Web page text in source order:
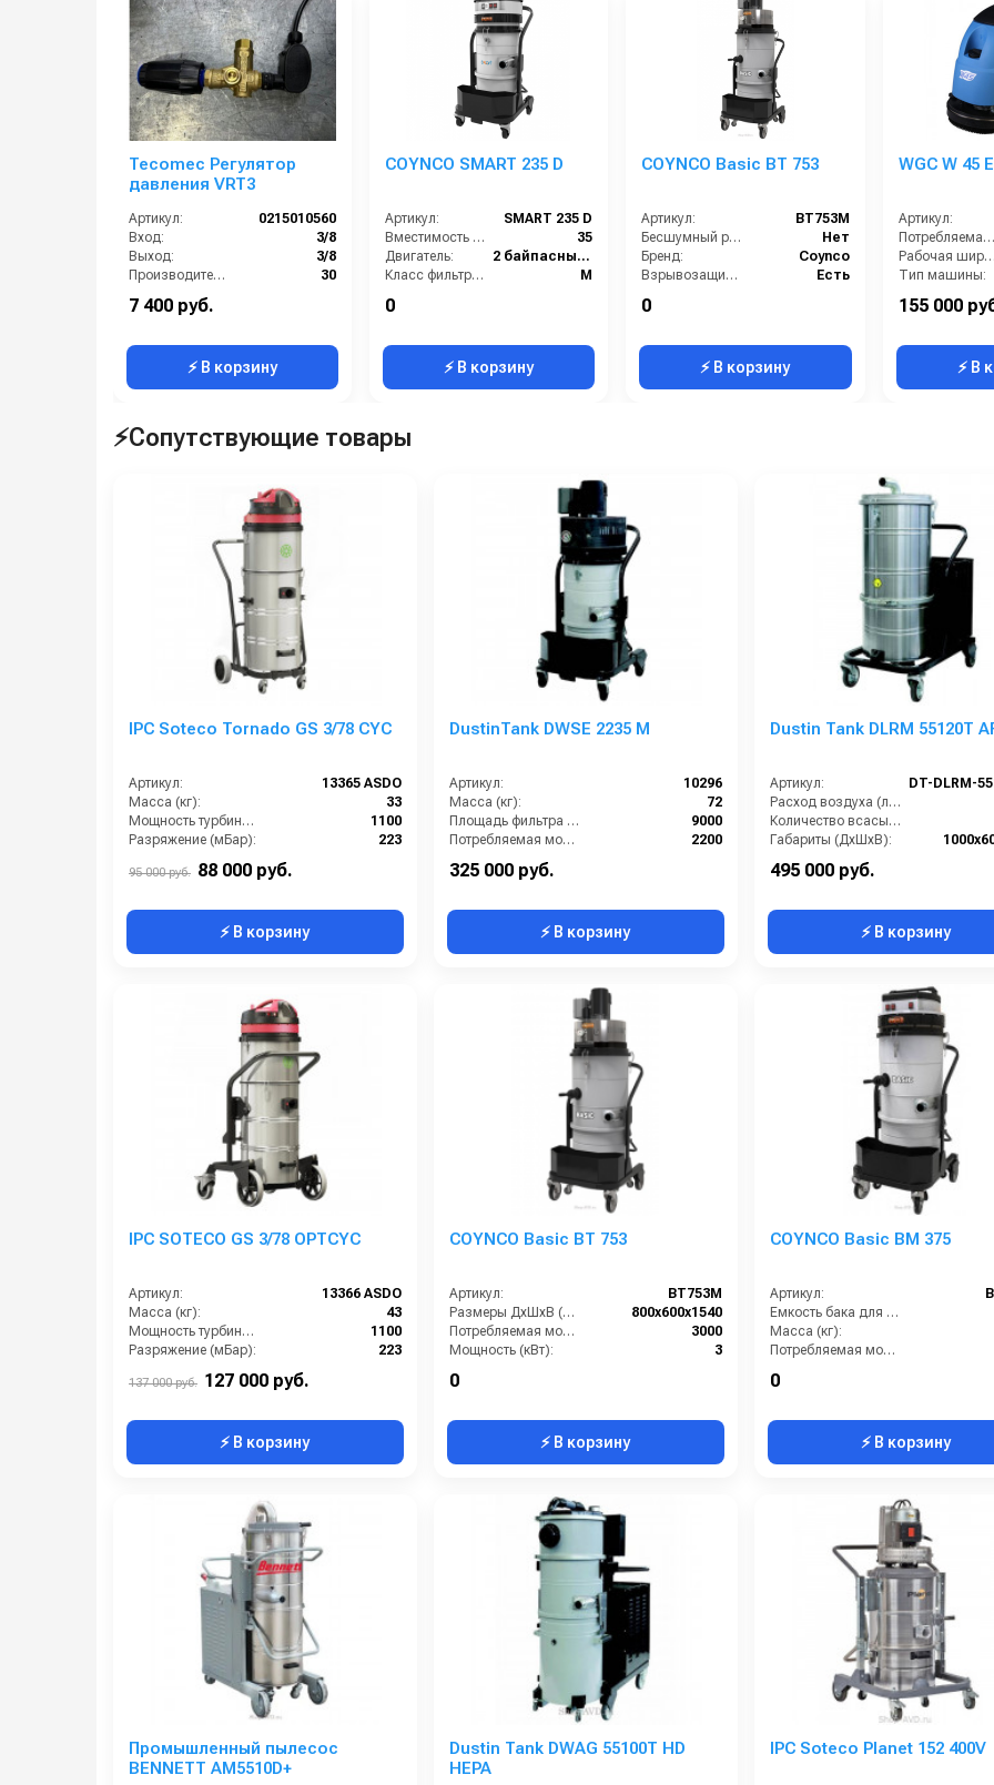
Tecomec Регулятор
давления VRT3
Артикул:
0215010560
Вход:
3/8
Выход:
3/8
Производительность (л/мин):
30
7 400 руб.
⚡ В корзину
COYNCO SMART 235 D
Артикул:
SMART 235 D
Вместимость бункера (л):
35
Двигатель:
2 байпасных коллекторных
Класс фильтрации:
M
Вес, кг:
0
⚡ В корзину
COYNCO Basic BT 753
Артикул:
BT753M
Бесшумный режим работы:
Нет
Бренд:
Coynco
Взрывозащищенное исполнение:
Есть
0
⚡ В корзину
WGC W 45 E
Артикул:
Потребляемая мощность (кВт):
Рабочая ширина щеток (мм):
Тип машины:
Уровень шума (дБ):
Ширина всасывающей
155 000
⚡ В
⚡Сопутствующие товары
IPC Soteco Tornado GS 3/78 CYC
Артикул:
13365 ASDO
Масса (кг):
33
Мощность турбины (Вт):
1100
Разряжение (мБар):
223
95 000 руб. 88 000 руб.
⚡ В корзину
DustinTank DWSE 2235 M
Артикул:
10296
Масса (кг):
72
Площадь фильтра (см2):
9000
Потребляемая мощность (Вт):
2200
Разряжение (мБар):
325 000 руб.
⚡ В корзину
Dustin Tank DLRM 55120T
Артикул:
Расход воздуха (л/сек):
Количество всасывающих турбин (шт):
Габариты (ДхШхВ):
495 000 руб.
⚡ В корзину
IPC SOTECO GS 3/78 OPTCYC
Артикул:
13366 ASDO
Масса (кг):
43
Мощность турбины (Вт):
1100
Разряжение (мБар):
223
137 000 руб. 127 000 руб.
⚡ В корзину
COYNCO Basic BT 753
Артикул:
BT753M
Размеры ДхШхВ (мм):
800x600x1540
Потребляемая мощность (Вт):
3000
Мощность (кВт):
3
0
⚡ В корзину
COYNCO Basic BM 375
Артикул:
Емкость бака для мусора (л):
Масса (кг):
Потребляемая мощность (кВт):
0
⚡ В корзину
Промышленный пылесос
BENNETT AM5510D+
Dustin Tank DWAG 55100T HD
HEPA
IPC Soteco Planet 152 400V